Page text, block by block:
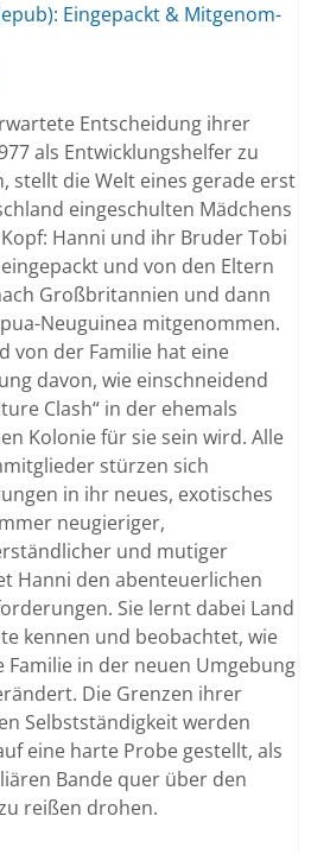
Ein­ge­packt & Mit­ge­nom­
Entscheidung ihrer
als Entwicklungshelfer zu
stellt die Welt eines gerade erst
eingeschulten Mädchens
Hanni und ihr Bruder Tobi
und von den Eltern
Großbritannien und dann
Neuguinea mitgenommen.
von der Familie hat eine
davon, wie einschneidend
Clash“ in der ehemals
Kolonie für sie sein wird. Alle
stürzen sich
in ihr neues, exotisches
neugieriger,
und mutiger
Hanni den abenteuerlichen
Sie lernt dabei Land
kennen und beobachtet, wie
Familie in der neuen Umgebung
Die Grenzen ihrer
Selbstständigkeit werden
eine harte Probe gestellt, als
Bande quer über den
reißen drohen.